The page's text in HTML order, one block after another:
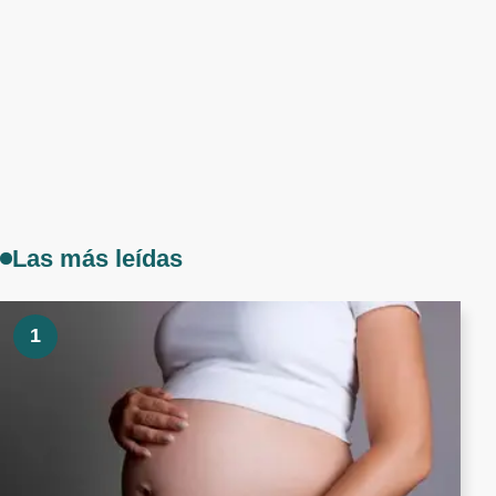
Las más leídas
1